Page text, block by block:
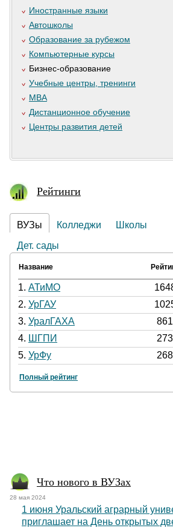
Иностранные языки
Автошколы
Образование за рубежом
Компьютерные курсы
Бизнес-образование
Учебные центры, тренинги
MBA
Дистанционное обучение
Центры развития детей
Рейтинги
ВУЗы Колледжи
Школы
Дет. сады
Название
1. АТиМО
2. УрГАУ
3. УралГАХА
861
4. ШГПИ
273
5. УрФу 268
Полный рейтинг
Что нового в ВУЗах
28 мая 2024
1 июня Уральский аграрный
приглашает на День открытых